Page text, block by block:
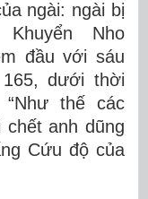
ngài: ngài bị
Nho
đầu với sáu
dưới thời
“Như thế các
anh dũng
Cứu độ của